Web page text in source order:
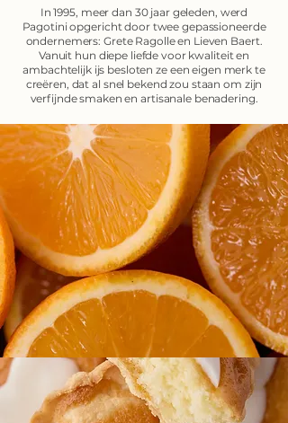
In 1995, meer dan 30 jaar geleden, werd
Pagotini opgericht door twee gepassioneerde
ondernemers: Grete Ragolle en Lieven Baert.
Vanuit hun diepe liefde voor kwaliteit en
ambachtelijk ijs besloten ze een eigen merk te
creëren, dat al snel bekend zou staan om zijn
verfijnde smaken en artisanale benadering.